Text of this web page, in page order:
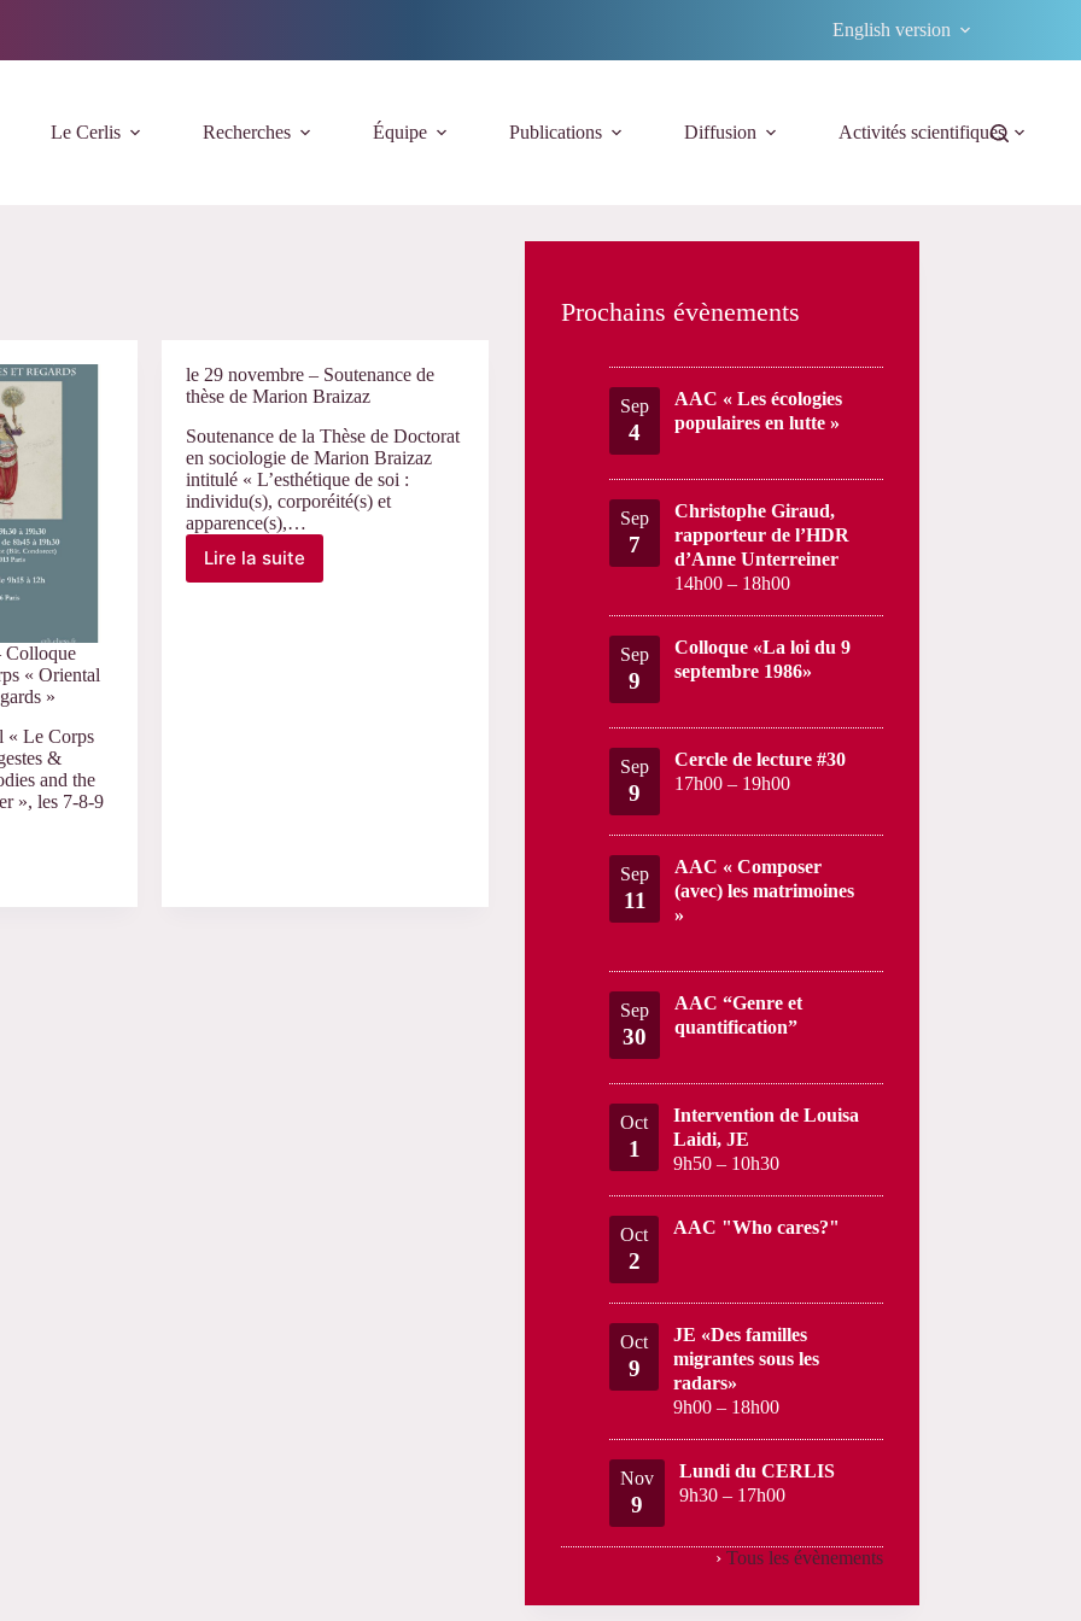
English version
Le Cerlis Recherches Équipe Publications Diffusion Activités scientifiques
Colloque
« Oriental
»
« Le Corps
&
and the
», les 7-8-9
le 29 novembre – Soutenance de
thèse de Marion Braizaz
Soutenance de la Thèse de Doctorat
en sociologie de Marion Braizaz
intitulé « L’esthétique de soi :
individu(s), corporéité(s) et
apparence(s),…
Lire la suite
le
Prochains évènements
Sep
4
AAC « Les écologies
populaires en lutte »
Sep
7
Christophe Giraud,
rapporteur de l’HDR
d’Anne Unterreiner
14h00 – 18h00
Sep
9
Colloque «La loi du 9
septembre 1986»
Sep
9
Cercle de lecture #30
17h00 – 19h00
Sep
11
AAC « Composer
(avec) les matrimoines
»
Sep
30
AAC “Genre et
quantification”
Oct
1
Intervention de Louisa
Laidi, JE
9h50 – 10h30
Oct
2
AAC "Who cares?"
Oct
9
JE «Des familles
migrantes sous les
radars»
9h00 – 18h00
Nov
9
Lundi du CERLIS
9h30 – 17h00
› Tous les évènements